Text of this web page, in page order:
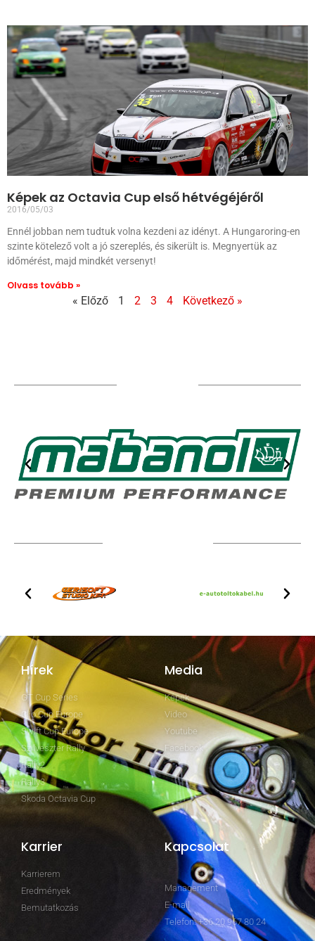
Képek az Octavia Cup első hétvégéjéről
2016/05/03
Ennél jobban nem tudtuk volna kezdeni az idényt. A Hungaroring-en
szinte kötelező volt a jó szereplés, és sikerült is. Megnyertük az
időmérést, majd mindkét versenyt!
Olvass tovább »
« Előző 1 2 3 4 Következő »
Hírek
GT Cup Series
Clio Cup Europe
Swift Cup Europe
Szilveszter Rally
Rally2
Rally3
Skoda Octavia Cup
Media
Képek
Video
Youtube
Facebook
Karrier
Karrierem
Eredmények
Bemutatkozás
Kapcsolat
Management
E-mail
Telefon: +36 20 967 80 24